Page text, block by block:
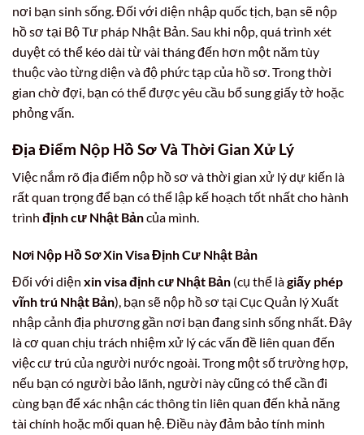
nơi bạn sinh sống. Đối với diện nhập quốc tịch, bạn sẽ nộp
hồ sơ tại Bộ Tư pháp Nhật Bản. Sau khi nộp, quá trình xét
duyệt có thể kéo dài từ vài tháng đến hơn một năm tùy
thuộc vào từng diện và độ phức tạp của hồ sơ. Trong thời
gian chờ đợi, bạn có thể được yêu cầu bổ sung giấy tờ hoặc
phỏng vấn.
Địa Điểm Nộp Hồ Sơ Và Thời Gian Xử Lý
Việc nắm rõ địa điểm nộp hồ sơ và thời gian xử lý dự kiến là
rất quan trọng để bạn có thể lập kế hoạch tốt nhất cho hành
trình định cư Nhật Bảncủa mình.
Nơi Nộp Hồ Sơ Xin Visa Định Cư Nhật Bản
Đối với diện xin visa định cư Nhật Bản (cụ thể làgiấy phép
vĩnh trú Nhật Bản), bạn sẽ nộp hồ sơ tại Cục Quản lý Xuất
nhập cảnh địa phương gần nơi bạn đang sinh sống nhất. Đây
là cơ quan chịu trách nhiệm xử lý các vấn đề liên quan đến
việc cư trú của người nước ngoài. Trong một số trường hợp,
nếu bạn có người bảo lãnh, người này cũng có thể cần đi
cùng bạn để xác nhận các thông tin liên quan đến khả năng
tài chính hoặc mối quan hệ. Điều này đảm bảo tính minh